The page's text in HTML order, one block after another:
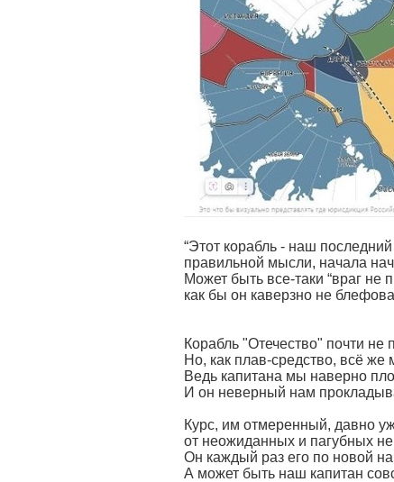
“Этот корабль - наш
правильной мысли, начала
Может быть все-таки “враг не
как бы он каверзно не
Корабль "Отечество" почти не
Но, как плав-средство, всё же
Ведь капитана мы наверно
И он неверный нам
Курс, им отмеренный, давно
от неожиданных и пагубных
Он каждый раз его по новой
А может быть наш капитан